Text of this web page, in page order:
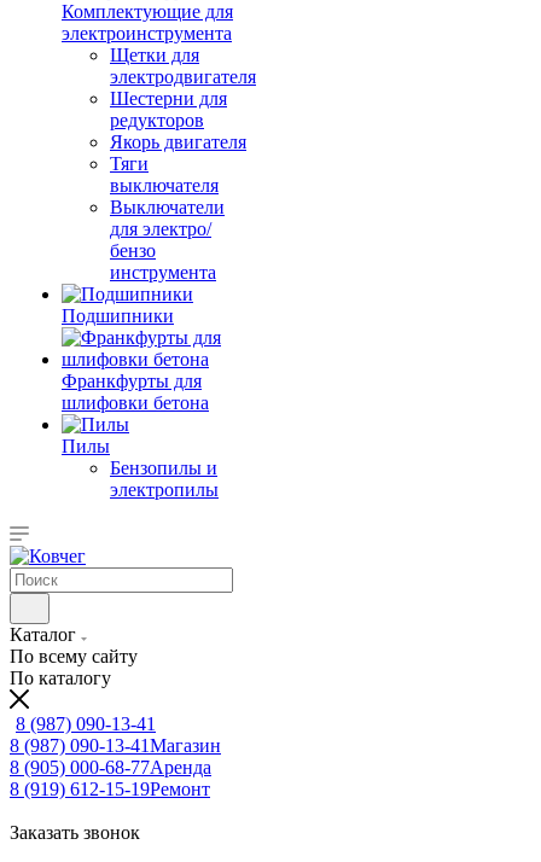
Комплектующие для
электроинструмента
Щетки для
электродвигателя
Шестерни для
редукторов
Якорь двигателя
Тяги
выключателя
Выключатели
для электро/
бензо
инструмента
Подшипники
Франкфурты для
шлифовки бетона
Пилы
Бензопилы и
электропилы
Каталог
По всему сайту
По каталогу
8 (987) 090-13-41
8 (987) 090-13-41Магазин
8 (905) 000-68-77Аренда
8 (919) 612-15-19Ремонт
Заказать звонок